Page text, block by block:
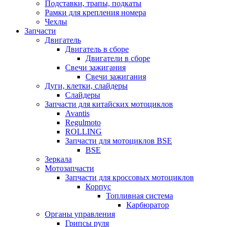
Подставки, трапы, подкаты
Рамки для крепления номера
Чехлы
Запчасти
Двигатель
Двигатель в сборе
Двигатели в сборе
Свечи зажигания
Свечи зажигания
Дуги, клетки, слайдеры
Слайдеры
Запчасти для китайских мотоциклов
Avantis
Regulmoto
ROLLING
Запчасти для мотоциклов BSE
BSE
Зеркала
Мотозапчасти
Запчасти для кроссовых мотоциклов
Корпус
Топливная система
Карбюратор
Органы управления
Грипсы руля